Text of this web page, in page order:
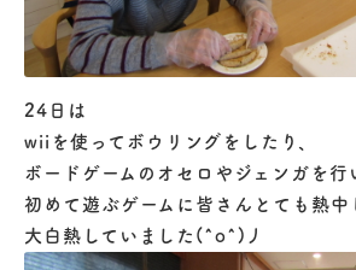
24日は
wiiを使ってボウリングをしたり、
ボードゲームのオセロやジェンガを行
初めて遊ぶゲームに皆さんとても熱中
大白熱していました(^o^)丿